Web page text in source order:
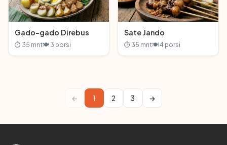
Gado-gado Direbus
⏱ 35 mnt🍽 3 porsi
Sate Jando
⏱ 35 mnt🍽 4 porsi
← 1 2 3 →